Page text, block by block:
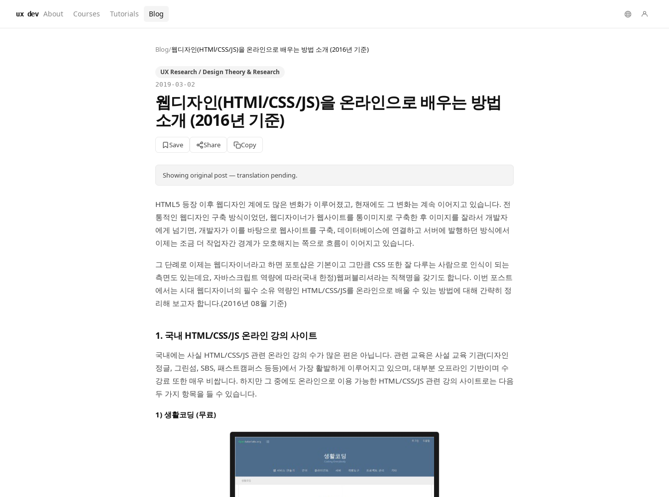
ux dev About Courses Tutorials Blog
Blog/웹디자인(HTMl/CSS/JS)을 온라인으로 배우는 방법 소개 (2016년 기준)
UX Research / Design Theory & Research
2019-03-02
웹디자인(HTMl/CSS/JS)을 온라인으로 배우는 방법
소개 (2016년 기준)
Save Share Copy
Showing original post — translation pending.
HTML5 등장 이후 웹디자인 계에도 많은 변화가 이루어졌고, 현재에도 그 변화는 계속 이어지고 있습니다. 전
통적인 웹디자인 구축 방식이었던, 웹디자이너가 웹사이트를 통이미지로 구축한 후 이미지를 잘라서 개발자
에게 넘기면, 개발자가 이를 바탕으로 웹사이트를 구축, 데이터베이스에 연결하고 서버에 발행하던 방식에서
이제는 조금 더 작업자간 경계가 모호해지는 쪽으로 흐름이 이어지고 있습니다.
그 단례로 이제는 웹디자이너라고 하면 포토샵은 기본이고 그만큼 CSS 또한 잘 다루는 사람으로 인식이 되는
측면도 있는데요, 자바스크립트 역량에 따라(국내 한정)웹퍼블리셔라는 직책명을 갖기도 합니다. 이번 포스트
에서는 시대 웹디자이너의 필수 소유 역량인 HTML/CSS/JS를 온라인으로 배울 수 있는 방법에 대해 간략히 정
리해 보고자 합니다.(2016년 08월 기준)
1. 국내 HTML/CSS/JS 온라인 강의 사이트
국내에는 사실 HTML/CSS/JS 관련 온라인 강의 수가 많은 편은 아닙니다. 관련 교육은 사설 교육 기관(디자인
정글, 그린섬, SBS, 패스트캠퍼스 등등)에서 가장 활발하게 이루어지고 있으며, 대부분 오프라인 기반이며 수
강료 또한 매우 비쌉니다. 하지만 그 중에도 온라인으로 이용 가능한 HTML/CSS/JS 관련 강의 사이트로는 다음
두 가지 항목을 들 수 있습니다.
1) 생활코딩 (무료)